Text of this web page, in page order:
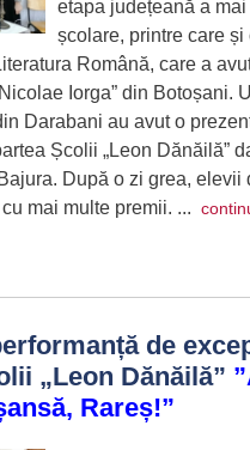
etapa județeană a
școlare, printre care și
Română, care a
Iorga” din Botoșani.
Darabani au avut o
Școlii „Leon Dănăilă”
După o zi grea, elevii
mai multe premii. ...
de
„Leon Dănăilă”
Rareș!”